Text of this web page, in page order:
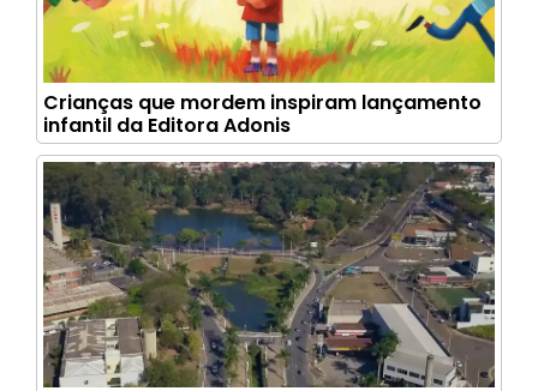
Crianças que mordem inspiram lançamento
infantil da Editora Adonis